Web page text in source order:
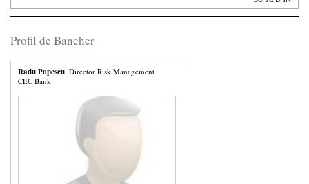
Profil de Bancher
Radu Popescu , Director Risk Management
CEC Bank